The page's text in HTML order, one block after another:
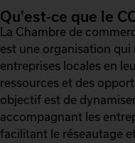
Qu'est-ce que le
La Chambre de
est une organisation
entreprises locales en
ressources et des
objectif est de
accompagnant les
facilitant le réseautage